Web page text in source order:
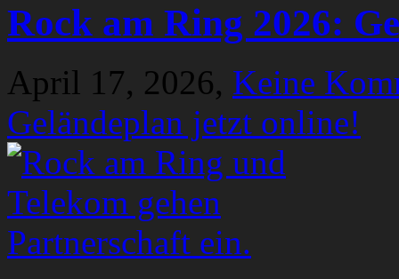
Rock am Ring 2026:
April 17, 2026, Keine
Geländeplan jetzt online!